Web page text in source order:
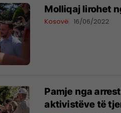
Molliqaj lirohet
Kosovë 16/06/2022
Pamje nga
aktivistëve të